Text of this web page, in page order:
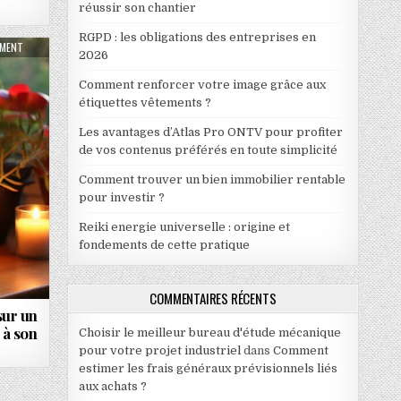
CONSIDÉRER
ON OÙ POSITIONNER SA DÉCORATION SUR UN KALIMBA POUR LE PERSONNALISER À
un
son
réussir son chantier
RGPD : les obligations des entreprises en
2026
Comment renforcer votre image grâce aux
étiquettes vêtements ?
Les avantages d’Atlas Pro ONTV pour profiter
de vos contenus préférés en toute simplicité
Comment trouver un bien immobilier rentable
pour investir ?
Reiki energie universelle : origine et
fondements de cette pratique
COMMENTAIRES RÉCENTS
Choisir le meilleur bureau d'étude mécanique
pour votre projet industrieldans Comment
estimer les frais généraux prévisionnels liés
aux achats ?